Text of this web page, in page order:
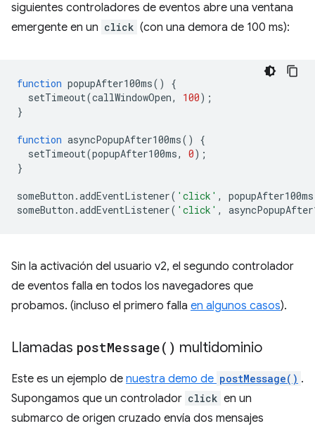
siguientes controladores de eventos abre una ventana
emergente en un click (con una demora de 100 ms):
function popupAfter100ms()
{
setTimeout(callWindowOpen, 100);
}
function asyncPopupAfter100ms()
{
setTimeout(popupAfter100ms, 0);
}
someButton .addEventListener( 'click' , popupAfter100ms
someButton .addEventListener( 'click' ,
Sin la activación del usuario v2, el segundo controlador
de eventos falla en todos los navegadores que
probamos. (incluso el primero falla en algunos casos).
Llamadas postMessage( ) multidominio
Este es un ejemplo de nuestra demo de postMessage() .
Supongamos que un controlador click en un
submarco de origen cruzado envía dos mensajes